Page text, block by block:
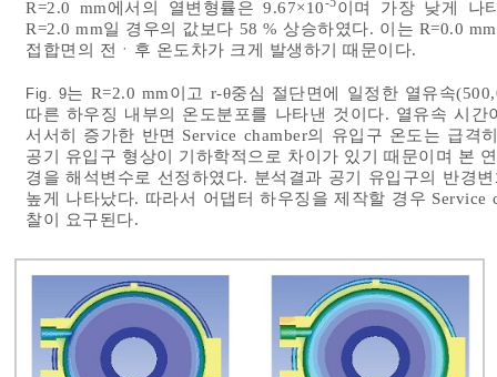
R=2.0 mm에서의 열변형률은 9.67×10
이며 가장 낮게 나
R=2.0 mm일 경우의 값보다 58 % 상승하였다. 이는 R=0.0
접합면의 전ㆍ후 온도차가 크게 발생하기 때문이다.
Fig. 9는 R=2.0 mm이고 r-θ중심 절단면에 일정한 열유속
따른 하우징 내부의 온도분포를 나타낸 것이다. 열유속 시
서서히 증가한 반면 Service chamber의 유입구 온도는 급격
공기 유입구 형상이 기하학적으로 차이가 있기 때문이며 본
경을 해석변수로 선정하였다. 분석결과 공기 유입구의 반경
높게 나타났다. 따라서 어댑터 하우징을 제작할 경우
찰이 요구된다.